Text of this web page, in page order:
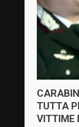
TUTTA
VITTIME